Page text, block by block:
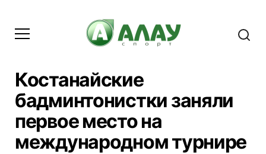
Костанайские
бадминтонистки заняли
первое место на
международном турнире